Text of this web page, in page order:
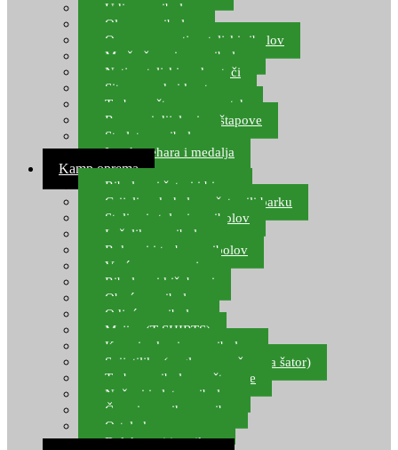
Udice za ribolov
Olovo za ribolov
Oprema za natjecateljski ribolov
Mreže čuvarice za ribolov
Natjecateljski podmetači
Sito, posude i kante
Torbe za štapove – match
Rezervni dijelovi za štapove
Starlete za ribolov
Izrada pehara i medalja
Kamp oprema
Ribolovni šatori i bivvy
Grijalice, kuhala za šator ili barku
Stolice i stolovi za ribolov
Ležaljke za ribolov
Ruksaci i torbe za ribolov
Vreće za spavanje
Ribolovni kišobrani
Obuća za ribolov
Odjeća za ribolov
Majice (T-SHIRTS)
Kape i rukavice za ribolov
Svijetiljke (naglavne, ručne, za šator)
Torbe za ribolovne štapove
Noževi i alat za ribolov
Čamci za prihranu ribe
Ostala kamp oprema
Dalekozori i optika